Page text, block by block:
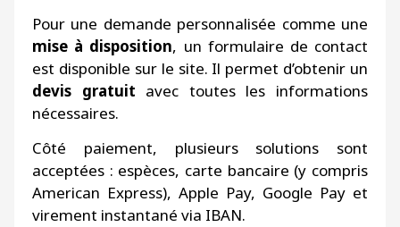
Pour une demande personnalisée comme une
mise à disposition, un formulaire de contact
est disponible sur le site. Il permet d’obtenir un
devis gratuit avec toutes les informations
nécessaires.
Côté paiement, plusieurs solutions sont
acceptées : espèces, carte bancaire (y compris
American Express), Apple Pay, Google Pay et
virement instantané via IBAN.